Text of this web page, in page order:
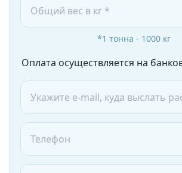
*1 тонна - 1000 кг
Оплата осуществляется на